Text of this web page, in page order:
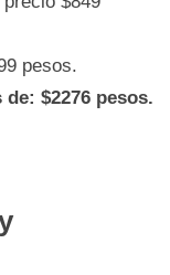
pesos.
$2276 pesos.